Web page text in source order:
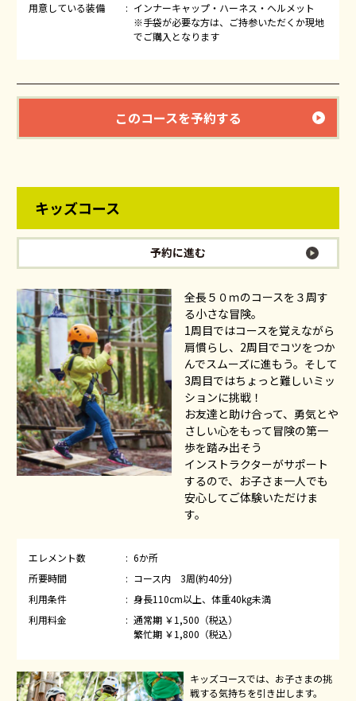
用意している装備
インナーキャップ・ハーネス・ヘルメット
※手袋が必要な方は、ご持参いただくか現地
でご購入となります
このコースを予約する
キッズコース
予約に進む
全長５０ｍのコースを３周す
る小さな冒険。
1周目ではコースを覚えながら
肩慣らし、2周目でコツをつか
んでスムーズに進もう。そして
3周目ではちょっと難しいミッ
ションに挑戦！
お友達と助け合って、勇気とや
さしい心をもって冒険の第一
歩を踏み出そう
インストラクターがサポート
するので、お子さま一人でも
安心してご体験いただけま
す。
エレメント数
6か所
所要時間
コース内 3周(約40分)
利用条件
身長110cm以上、体重40kg未満
利用料金
通常期 ￥1,500（税込）
繁忙期 ￥1,800（税込）
キッズコースでは、お子さまの挑
戦する気持ちを引き出します。